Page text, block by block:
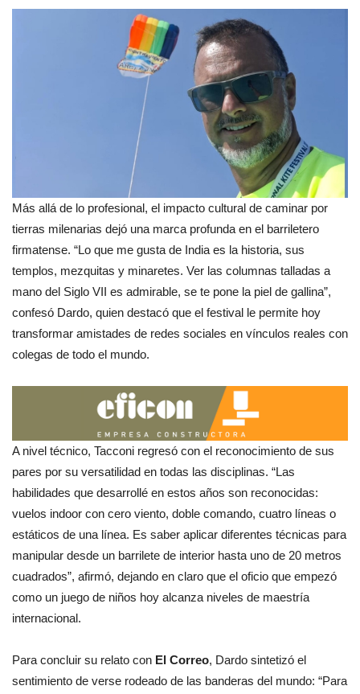
Más allá de lo profesional, el impacto cultural de caminar por
tierras milenarias dejó una marca profunda en el barriletero
firmatense. “Lo que me gusta de India es la historia, sus
templos, mezquitas y minaretes. Ver las columnas talladas a
mano del Siglo VII es admirable, se te pone la piel de gallina”,
confesó Dardo, quien destacó que el festival le permite hoy
transformar amistades de redes sociales en vínculos reales con
colegas de todo el mundo.
A nivel técnico, Tacconi regresó con el reconocimiento de sus
pares por su versatilidad en todas las disciplinas. “Las
habilidades que desarrollé en estos años son reconocidas:
vuelos indoor con cero viento, doble comando, cuatro líneas o
estáticos de una línea. Es saber aplicar diferentes técnicas para
manipular desde un barrilete de interior hasta uno de 20 metros
cuadrados”, afirmó, dejando en claro que el oficio que empezó
como un juego de niños hoy alcanza niveles de maestría
internacional.
Para concluir su relato con El Correo, Dardo sintetizó el
sentimiento de verse rodeado de las banderas del mundo: “Para